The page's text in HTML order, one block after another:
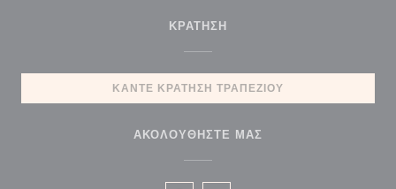
ΚΡΆΤΗΣΗ
ΚΆΝΤΕ ΚΡΆΤΗΣΗ ΤΡΑΠΕΖΙΟΎ
ΑΚΟΛΟΥΘΉΣΤΕ ΜΑΣ